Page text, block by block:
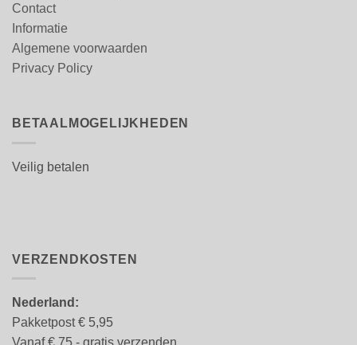
Contact
Informatie
Algemene voorwaarden
Privacy Policy
BETAALMOGELIJKHEDEN
Veilig betalen
VERZENDKOSTEN
Nederland:
Pakketpost € 5,95